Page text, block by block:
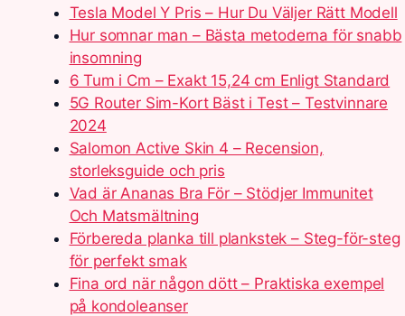
Tesla Model Y Pris – Hur Du Väljer Rätt Modell
Hur somnar man – Bästa metoderna för snabb
insomning
6 Tum i Cm – Exakt 15,24 cm Enligt Standard
5G Router Sim-Kort Bäst i Test – Testvinnare
2024
Salomon Active Skin 4 – Recension,
storleksguide och pris
Vad är Ananas Bra För – Stödjer Immunitet
Och Matsmältning
Förbereda planka till plankstek – Steg-för-steg
för perfekt smak
Fina ord när någon dött – Praktiska exempel
på kondoleanser